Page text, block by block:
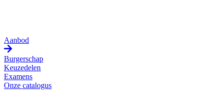
Aanbod
Burgerschap
Keuzedelen
Examens
Onze catalogus